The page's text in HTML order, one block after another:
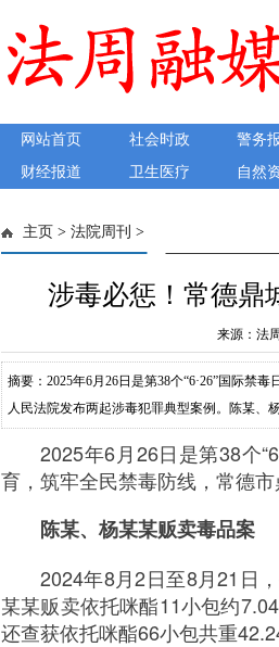
网站首页 社会时政 警务
财经报道
卫生医疗 自然
主页 > 法院周刊 >
涉毒必惩！常德鼎
来源：法
摘要：2025年6月26日是第38个“6·26”国际禁
人民法院发布两起涉毒犯罪典型案例。陈某、
共重42.24克。2024年7月24日至8月21日，被
2025年6月26日是第38个
育，筑牢全民禁毒防线，常德
陈某、杨某某贩卖毒品案
2024年8月2日至8月21日
某某贩卖依托咪酯11小包约
还查获依托咪酯66小包共重